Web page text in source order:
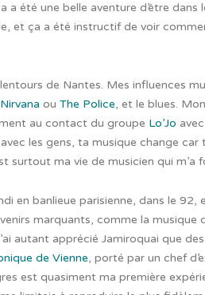
été une belle aventure d’être dans
et ça a été instructif de voir
de Nantes. Mes influences
Nirvana ou The Police, et le blues.
au contact du groupe Lo’Jo
les gens, ta musique change
surtout ma vie de musicien qui m’a
en banlieue parisienne, dans le 92,
marquants, comme la musique
autant apprécié Jamiroquai que
de Vienne, porté par un chef
est quasiment ma première